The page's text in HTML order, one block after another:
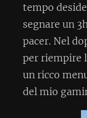
tempo
segnare un
pacer. Nel
per riempire
un ricco
del mio